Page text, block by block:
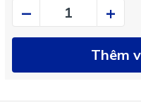
– +
Thêm